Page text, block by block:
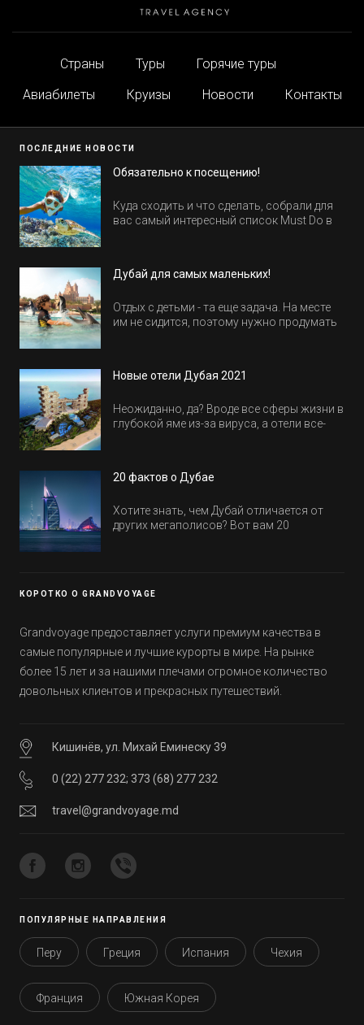
Страны Туры
Горячие туры
Авиабилеты
Круизы Новости Контакты
ПОСЛЕДНИЕ НОВОСТИ
Обязательно к посещению!
Куда сходить и что сделать, собрали для
вас самый интересный список Must Do в
Дубай для самых маленьких!
Отдых с детьми - та еще задача. На месте
им не сидится, поэтому нужно продумать
Новые отели Дубая 2021
Неожиданно, да? Вроде все сферы жизни в
глубокой яме из-за вируса, а отели все-
обычно на первые заезды дают промо-
20 фактов о Дубае
Хотите знать, чем Дубай отличается от
других мегаполисов? Вот вам 20
КОРОТКО О GRANDVOYAGE
Grandvoyage предоставляет услуги премиум качества в
самые популярные и лучшие курорты в мире. На рынке
более 15 лет и за нашими плечами огромное количество
довольных клиентов и прекрасных путешествий.
Кишинёв, ул. Михай Еминеску 39
0 (22) 277 232; 373 (68) 277 232
travel@grandvoyage.md
ПОПУЛЯРНЫЕ НАПРАВЛЕНИЯ
Перу Греция Испания Чехия
Франция Южная Корея